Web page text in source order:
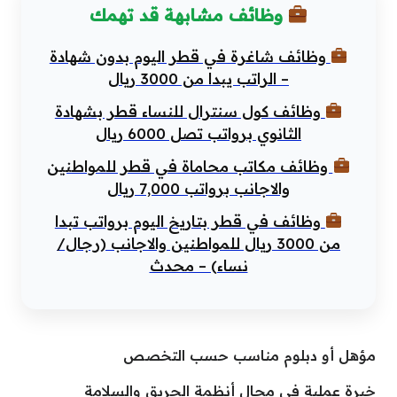
وظائف مشابهة قد تهمك
وظائف شاغرة في قطر اليوم بدون شهادة
– الراتب يبدا من 3000 ريال
وظائف كول سنترال للنساء قطر بشهادة
الثانوي برواتب تصل 6000 ريال
وظائف مكاتب محاماة في قطر للمواطنين
والاجانب برواتب 7,000 ريال
وظائف في قطر بتاريخ اليوم برواتب تبدا
من 3000 ريال للمواطنين والاجانب (رجال/
نساء) – محدث
مؤهل أو دبلوم مناسب حسب التخصص
خبرة عملية في مجال أنظمة الحريق والسلامة